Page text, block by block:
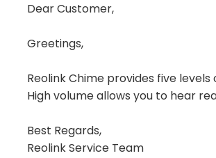
Dear Customer,
Greetings,
Reolink Chime provides five levels
High volume allows you to hear
Best Regards,
Reolink Service Team